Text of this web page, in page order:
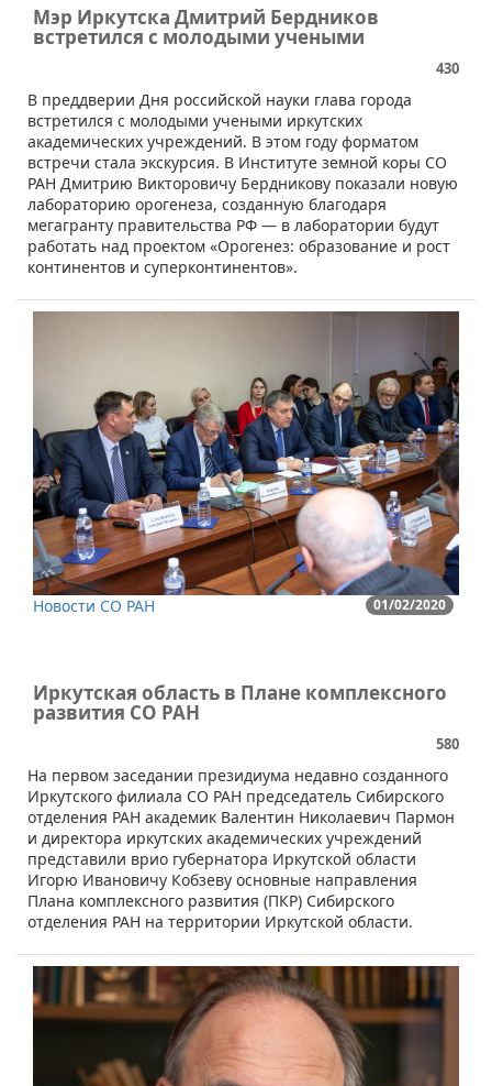
Мэр Иркутска Дмитрий Бердников
встретился с молодыми учеными
430
В преддверии Дня российской науки глава города
встретился с молодыми учеными иркутских
академических учреждений. В этом году форматом
встречи стала экскурсия. В Институте земной коры СО
РАН Дмитрию Викторовичу Бердникову показали новую
лабораторию орогенеза, созданную благодаря
мегагранту правительства РФ — в лаборатории будут
работать над проектом «Орогенез: образование и рост
континентов и суперконтинентов».
01/02/2020
Новости СО РАН
Иркутская область в Плане комплексного
развития СО РАН
580
​​На первом заседании президиума недавно созданного
Иркутского филиала СО РАН председатель Сибирского
отделения РАН академик Валентин Николаевич Пармон
и директора иркутских академических учреждений
представили врио губернатора Иркутской области
Игорю Ивановичу Кобзеву основные направления
Плана комплексного развития (ПКР) Сибирского
отделения РАН на территории Иркутской области.